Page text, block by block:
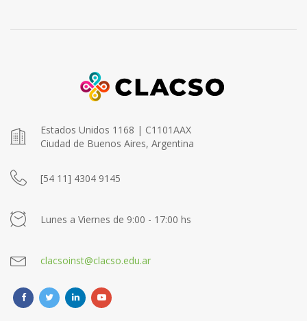
Estados Unidos 1168 | C1101AAX
Ciudad de Buenos Aires, Argentina
[54 11] 4304 9145
Lunes a Viernes de 9:00 - 17:00 hs
clacsoinst@clacso.edu.ar